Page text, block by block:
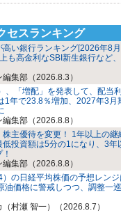
セスランキング
高い銀行ランキング[2026年8
も高金利なSBI新生銀行など
集部（2026.8.3）
、「増配」を発表して、配当
1年で23.8％増加、2027年3月
集部（2026.8.8）
主優待を変更！ 1年以上の
低投資額は5分の1になり、3年
集部（2026.8.8）
の日経平均株価の予想レン
油価格に警戒しつつ、調整一
村瀬 智一）（2026.8.7）